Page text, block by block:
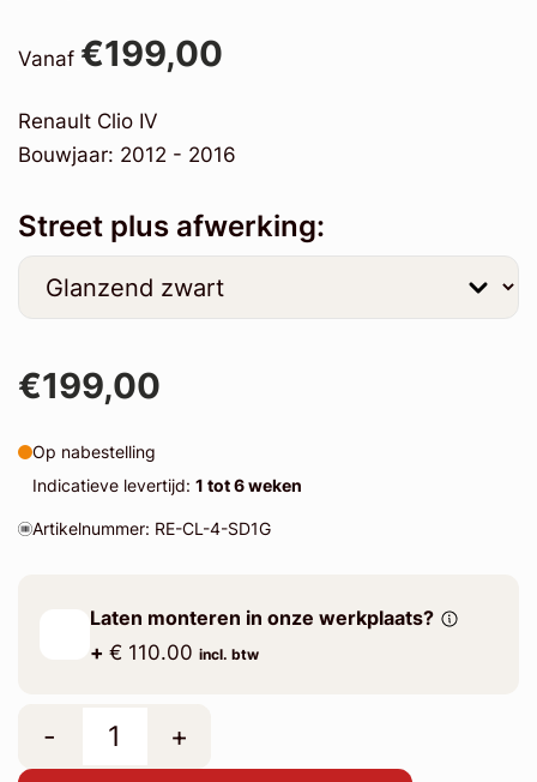
Vanaf €199,00
Renault Clio IV
Bouwjaar: 2012 - 2016
Street plus afwerking:
€199,00
Op nabestelling
Indicatieve levertijd: 1 tot 6 weken
Artikelnummer: RE-CL-4-SD1G
Laten monteren in onze werkplaats?
+ € 110.00 incl. btw
- +